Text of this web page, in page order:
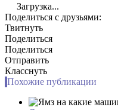
Загрузка...
Поделиться с друзьями:
Твитнуть
Поделиться
Поделиться
Отправить
Класснуть
Похожие публикации